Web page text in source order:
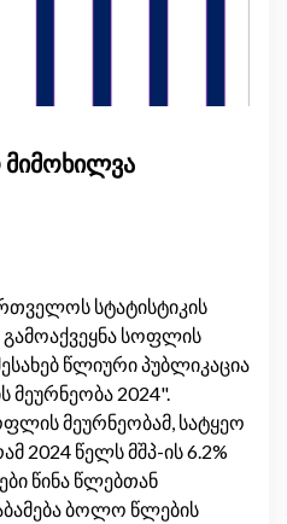
მიმოხილვა
სტატისტიკის
სოფლის
წლიური პუბლიკაცია
2024".
მეურნეობამ, სატყეო
2024 წელს მშპ-ის 6.2%
წინა წლებთან
ბოლო წლების